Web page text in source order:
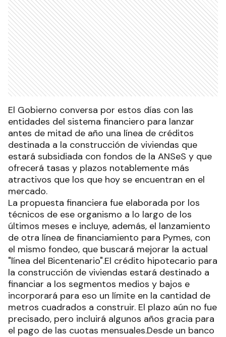
El Gobierno conversa por estos días con las
entidades del sistema financiero para lanzar
antes de mitad de año una línea de créditos
destinada a la construcción de viviendas que
estará subsidiada con fondos de la ANSeS y que
ofrecerá tasas y plazos notablemente más
atractivos que los que hoy se encuentran en el
mercado.
La propuesta financiera fue elaborada por los
técnicos de ese organismo a lo largo de los
últimos meses e incluye, además, el lanzamiento
de otra línea de financiamiento para Pymes, con
el mismo fondeo, que buscará mejorar la actual
"línea del Bicentenario".El crédito hipotecario para
la construcción de viviendas estará destinado a
financiar a los segmentos medios y bajos e
incorporará para eso un límite en la cantidad de
metros cuadrados a construir. El plazo aún no fue
precisado, pero incluirá algunos años gracia para
el pago de las cuotas mensuales.Desde un banco